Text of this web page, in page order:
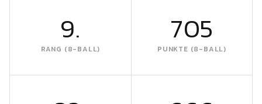
9.
RANG (8-BALL)
705
PUNKTE (8-BALL)